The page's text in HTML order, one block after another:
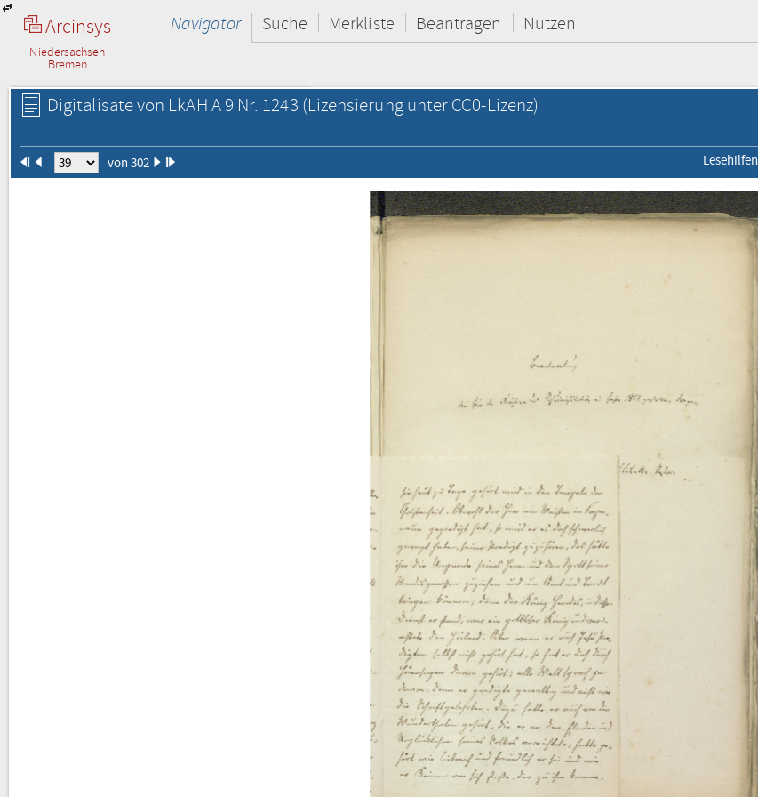
Arcinsys
Niedersachsen
Bremen
Navigator Suche Merkliste Beantragen Nutzen
Digitalisate von LkAH A 9 Nr. 1243 (Lizensierung unter CC0-Lizenz)
von 302 Lesehilfen